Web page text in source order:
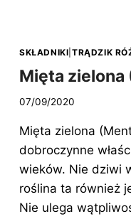
SKŁADNIKI TRĄDZIK
Mięta
07/09/2020
Mięta zielona
dobroczynne
wieków. Nie dziwi
roślina ta również
Nie ulega